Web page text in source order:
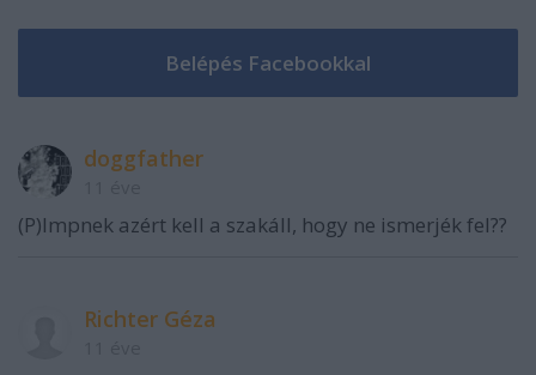
doggfather
(P)Impnek azért kell a szakáll, hogy ne ismerjék fel??
Richter Géza